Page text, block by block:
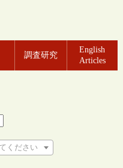
調査研究
English
Articles
ください